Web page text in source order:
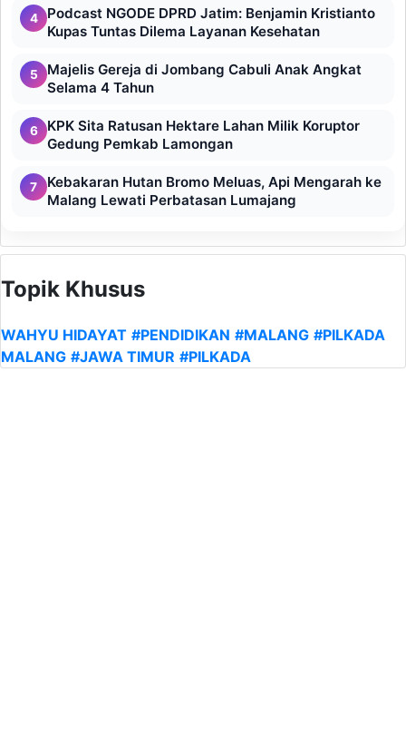
4
Podcast NGODE DPRD Jatim: Benjamin Kristianto
Kupas Tuntas Dilema Layanan Kesehatan
5
Majelis Gereja di Jombang Cabuli Anak Angkat
Selama 4 Tahun
6
KPK Sita Ratusan Hektare Lahan Milik Koruptor
Gedung Pemkab Lamongan
7
Kebakaran Hutan Bromo Meluas, Api Mengarah ke
Malang Lewati Perbatasan Lumajang
Topik Khusus
WAHYU HIDAYAT #PENDIDIKAN #MALANG #PILKADA
MALANG #JAWA TIMUR #PILKADA